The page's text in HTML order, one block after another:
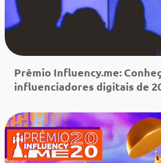
Leia mais
Prêmio Influency.me:
influenciadores digitais de